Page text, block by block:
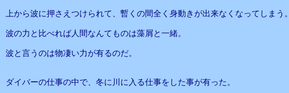
上から波に押さえつけられて、暫くの間全く身動きが出来なくなってしまう。
波の力と比べれば人間なんてものは藻屑と一緒。
波と言うのは物凄い力が有るのだ。
ダイバーの仕事の中で、冬に川に入る仕事をした事が有った。